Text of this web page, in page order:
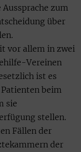
zum
über
vor allem in zwei
Vereinen
ist es
beim
sie
stellen.
Fällen der
der